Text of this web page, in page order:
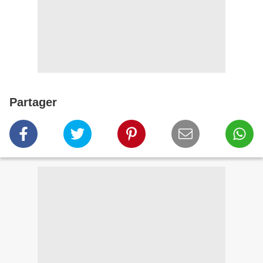
Partager